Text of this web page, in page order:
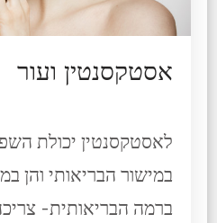
אסטקסנטין ועור
לאסטקסנטין יכולת
במישור הבריאותי והן
ברמה הבריאותית-